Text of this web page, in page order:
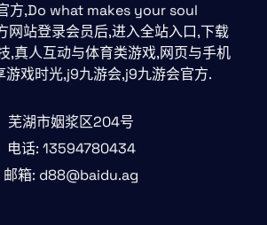
方,Do what makes your soul
站登录会员后,进入全站入口,下载
,真人互动与体育类游戏,网页与手机
游戏时光,j9九游会,j9九游会官方.
芜湖市姻浆区204号
电话: 13594780434
邮箱: d88@baidu.ag